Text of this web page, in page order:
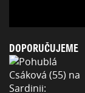
DOPORUČUJEME